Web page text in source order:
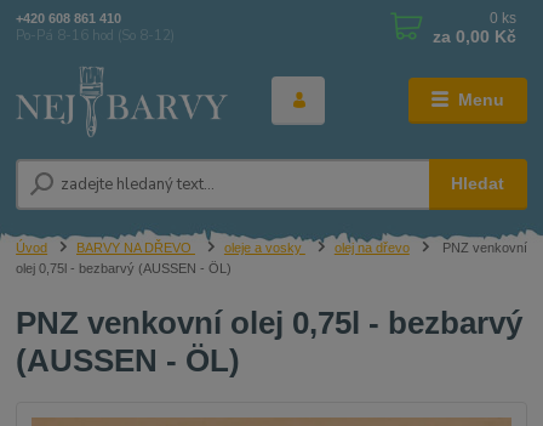
Menu
Hledat
+420 608 861 410
Po-Pá 8-16 hod (So 8-12)
0 ks
za 0,00 Kč
Úvod BARVY NA DŘEVO oleje a vosky olej na dřevo
PNZ venkovní
olej 0,75l - bezbarvý (AUSSEN - ÖL)
PNZ venkovní olej 0,75l - bezbarvý
(AUSSEN - ÖL)